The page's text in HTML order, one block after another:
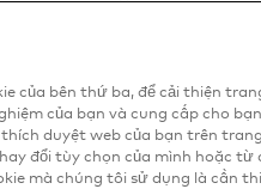
rộng kinh doanh ra
biên giới có thể
chí phát triển trong
dẫn, hầu hết các
của bên thứ ba, để cải thiện
của bạn và cung cấp cho bạn
duyệt web của bạn trên
đổi tùy chọn của mình hoặc từ
mà chúng tôi sử dụng là cần